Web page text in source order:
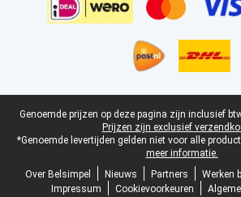
Juridische voettekst
Genoemde prijzen op deze pagina zijn inclusief
Prijzen zijn exclusief
*Genoemde levertijden gelden niet voor alle
meer informatie.
Over Belsimpel
Nieuws Partners Werken
Impressum
Cookievoorkeuren